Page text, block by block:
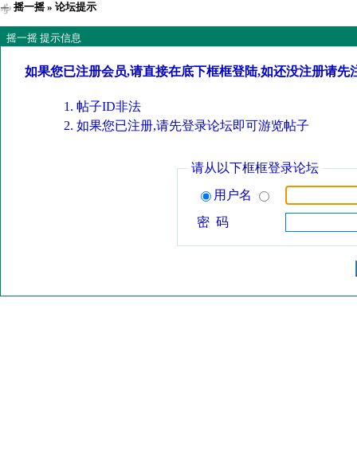
摇一摇» 论坛提示
摇一摇 提示信息
如果您已注册会员,请直接在底下框框登陆,如还没注册请先
帖子ID非法
如果您已注册,请先登录论坛即可游览帖子
请从以下框框登录论坛
用户名
密 码